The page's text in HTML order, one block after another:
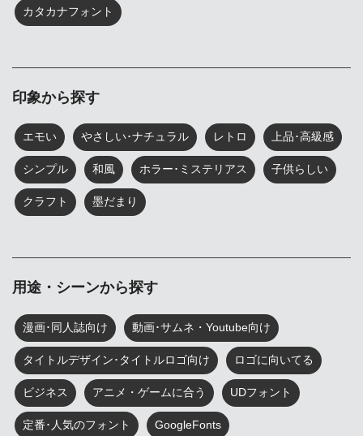
カタカナフォント
印象から探す
エモい やさしい･ナチュラル レトロ 上品･高級感
シンプル 和風 ホラー･ミステリアス 子供らしい
クラフト 墨だまり
用途・シーンから探す
漫画･同人誌向け 動画･サムネ・Youtube向け
タイトルデザイン･タイトルロゴ向け ロゴに向いてる
ビジネス アニメ・ゲームに合う UDフォント
定番･人気のフォント GoogleFonts